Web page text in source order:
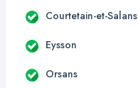
Courtetain-et-Salans
Eysson
Orsans